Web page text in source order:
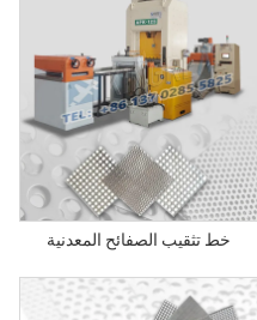
خط تثقيب الصفائح المعدنية